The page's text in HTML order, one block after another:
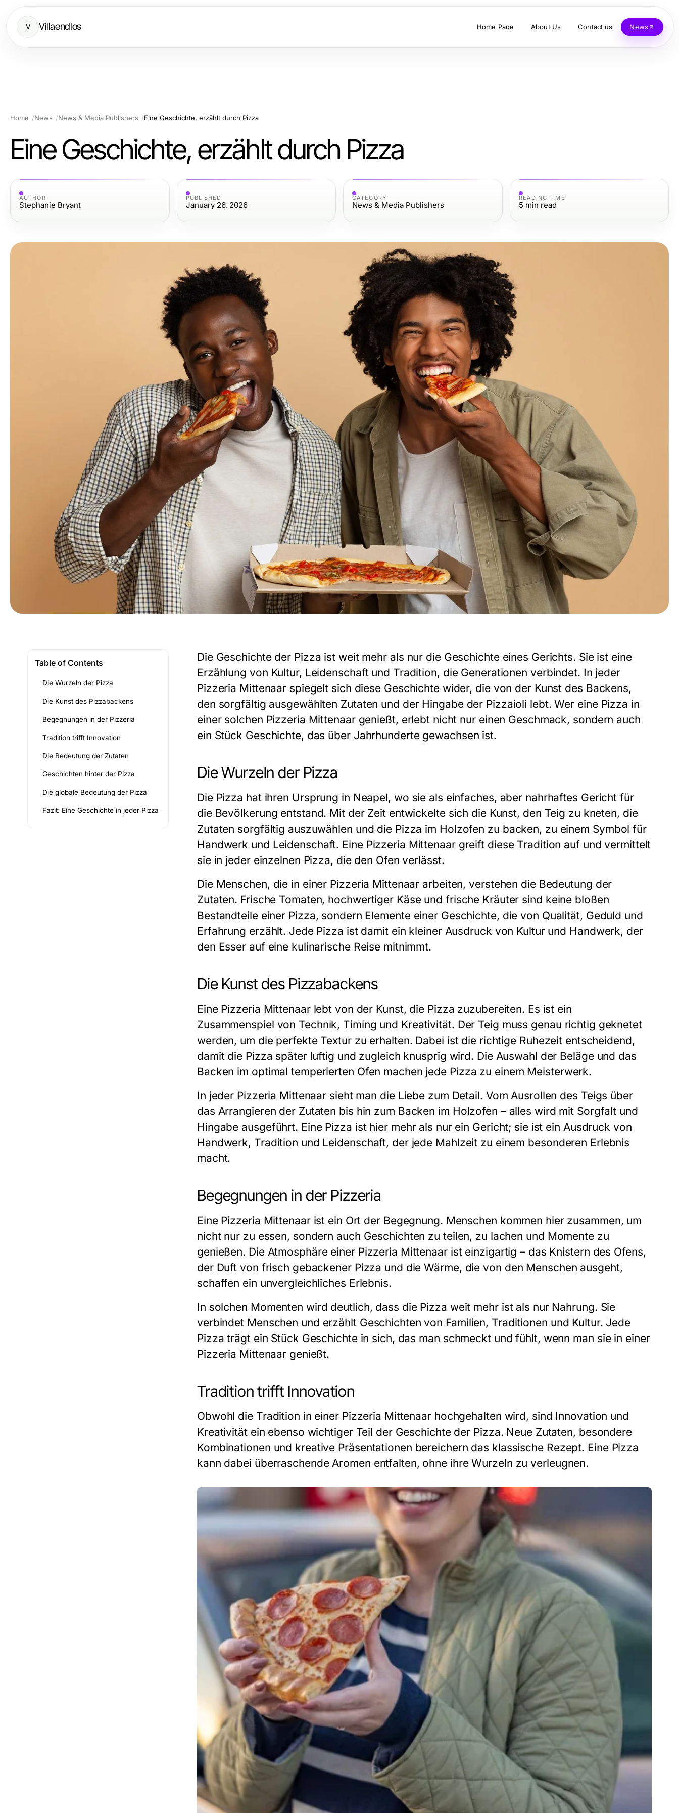
V Villaendlos Home Page About Us Contact us News
Home News News & Media Publishers Eine Geschichte, erzählt durch Pizza
Eine Geschichte, erzählt durch Pizza
AUTHOR
Stephanie Bryant
PUBLISHED
January 26, 2026
CATEGORY
News & Media Publishers
READING TIME
5 min read
Table of Contents
Die Wurzeln der Pizza
Die Kunst des Pizzabackens
Begegnungen in der Pizzeria
Tradition trifft Innovation
Die Bedeutung der Zutaten
Geschichten hinter der Pizza
Die globale Bedeutung der Pizza
Fazit: Eine Geschichte in jeder Pizza
Die Geschichte der Pizza ist weit mehr als nur die Geschichte eines Gerichts. Sie ist eine
Erzählung von Kultur, Leidenschaft und Tradition, die Generationen verbindet. In jeder
Pizzeria Mittenaar spiegelt sich diese Geschichte wider, die von der Kunst des Backens,
den sorgfältig ausgewählten Zutaten und der Hingabe der Pizzaioli lebt. Wer eine Pizza in
einer solchen Pizzeria Mittenaargenießt, erlebt nicht nur einen Geschmack, sondern auch
ein Stück Geschichte, das über Jahrhunderte gewachsen ist.
Die Wurzeln der Pizza
Die Pizza hat ihren Ursprung in Neapel, wo sie als einfaches, aber nahrhaftes Gericht für
die Bevölkerung entstand. Mit der Zeit entwickelte sich die Kunst, den Teig zu kneten, die
Zutaten sorgfältig auszuwählen und die Pizza im Holzofen zu backen, zu einem Symbol für
Handwerk und Leidenschaft. Eine Pizzeria Mittenaargreift diese Tradition auf und vermittelt
sie in jeder einzelnen Pizza, die den Ofen verlässt.
Die Menschen, die in einer Pizzeria Mittenaar arbeiten, verstehen die Bedeutung der
Zutaten. Frische Tomaten, hochwertiger Käse und frische Kräuter sind keine bloßen
Bestandteile einer Pizza, sondern Elemente einer Geschichte, die von Qualität, Geduld und
Erfahrung erzählt. Jede Pizza ist damit ein kleiner Ausdruck von Kultur und Handwerk, der
den Esser auf eine kulinarische Reise mitnimmt.
Die Kunst des Pizzabackens
Eine Pizzeria Mittenaarlebt von der Kunst, die Pizza zuzubereiten. Es ist ein
Zusammenspiel von Technik, Timing und Kreativität. Der Teig muss genau richtig geknetet
werden, um die perfekte Textur zu erhalten. Dabei ist die richtige Ruhezeit entscheidend,
damit die Pizza später luftig und zugleich knusprig wird. Die Auswahl der Beläge und das
Backen im optimal temperierten Ofen machen jede Pizza zu einem Meisterwerk.
In jeder Pizzeria Mittenaar sieht man die Liebe zum Detail. Vom Ausrollen des Teigs über
das Arrangieren der Zutaten bis hin zum Backen im Holzofen – alles wird mit Sorgfalt und
Hingabe ausgeführt. Eine Pizza ist hier mehr als nur ein Gericht; sie ist ein Ausdruck von
Handwerk, Tradition und Leidenschaft, der jede Mahlzeit zu einem besonderen Erlebnis
macht.
Begegnungen in der Pizzeria
Eine Pizzeria Mittenaarist ein Ort der Begegnung. Menschen kommen hier zusammen, um
nicht nur zu essen, sondern auch Geschichten zu teilen, zu lachen und Momente zu
genießen. Die Atmosphäre einer Pizzeria Mittenaarist einzigartig – das Knistern des Ofens,
der Duft von frisch gebackener Pizza und die Wärme, die von den Menschen ausgeht,
schaffen ein unvergleichliches Erlebnis.
In solchen Momenten wird deutlich, dass die Pizza weit mehr ist als nur Nahrung. Sie
verbindet Menschen und erzählt Geschichten von Familien, Traditionen und Kultur. Jede
Pizza trägt ein Stück Geschichte in sich, das man schmeckt und fühlt, wenn man sie in einer
Pizzeria Mittenaar genießt.
Tradition trifft Innovation
Obwohl die Tradition in einer Pizzeria Mittenaarhochgehalten wird, sind Innovation und
Kreativität ein ebenso wichtiger Teil der Geschichte der Pizza. Neue Zutaten, besondere
Kombinationen und kreative Präsentationen bereichern das klassische Rezept. Eine Pizza
kann dabei überraschende Aromen entfalten, ohne ihre Wurzeln zu verleugnen.